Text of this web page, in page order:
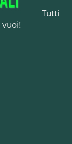
Tutti
vuoi!